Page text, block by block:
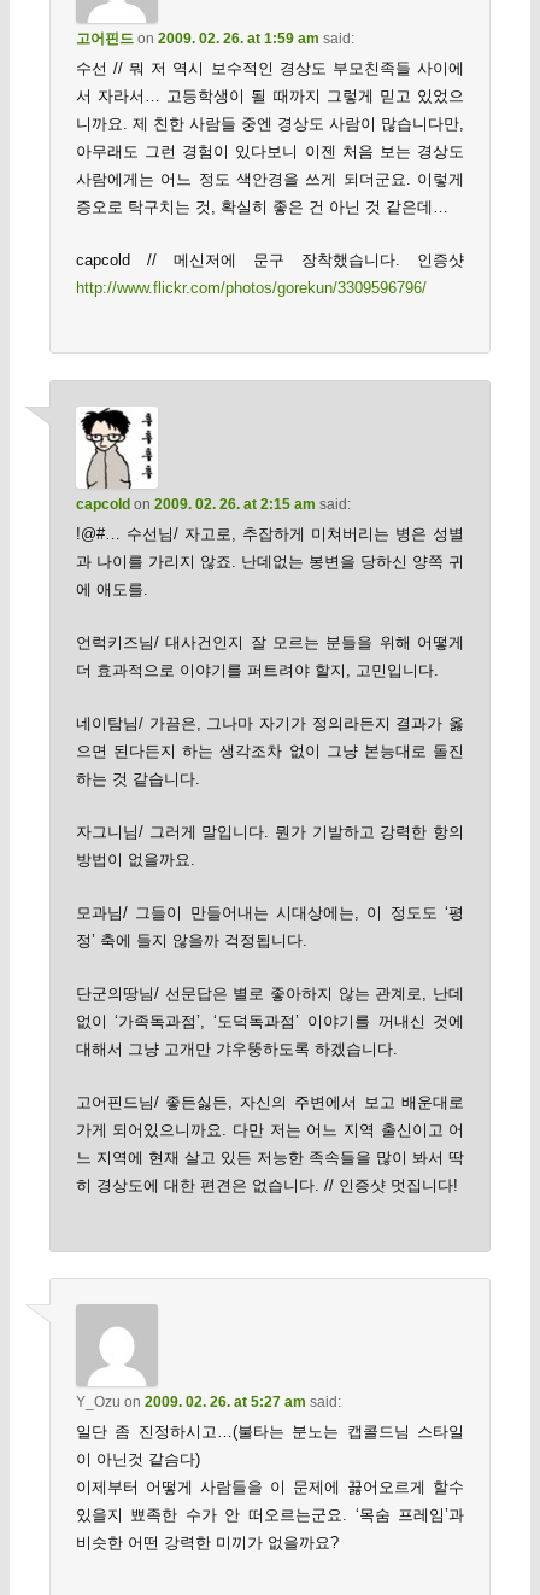
고어핀드on 2009. 02. 26. at 1:59 am said:
수선 // 뭐 저 역시 보수적인 경상도 부모친족들 사이에
서 자라서… 고등학생이 될 때까지 그렇게 믿고 있었으
니까요. 제 친한 사람들 중엔 경상도 사람이 많습니다만,
아무래도 그런 경험이 있다보니 이젠 처음 보는 경상도
사람에게는 어느 정도 색안경을 쓰게 되더군요. 이렇게
증오로 탁구치는 것, 확실히 좋은 건 아닌 것 같은데…
capcold // 메신저에 문구 장착했습니다. 인증샷
http://www.flickr.com/photos/gorekun/3309596796/
capcoldon 2009. 02. 26. at 2:15 am said:
!@#… 수선님/ 자고로, 추잡하게 미쳐버리는 병은 성별
과 나이를 가리지 않죠. 난데없는 봉변을 당하신 양쪽 귀
에 애도를.
언럭키즈님/ 대사건인지 잘 모르는 분들을 위해 어떻게
더 효과적으로 이야기를 퍼트려야 할지, 고민입니다.
네이탐님/ 가끔은, 그나마 자기가 정의라든지 결과가 옳
으면 된다든지 하는 생각조차 없이 그냥 본능대로 돌진
하는 것 같습니다.
자그니님/ 그러게 말입니다. 뭔가 기발하고 강력한 항의
방법이 없을까요.
모과님/ 그들이 만들어내는 시대상에는, 이 정도도 ‘평
정’ 축에 들지 않을까 걱정됩니다.
단군의땅님/ 선문답은 별로 좋아하지 않는 관계로, 난데
없이 ‘가족독과점’, ‘도덕독과점’ 이야기를 꺼내신 것에
대해서 그냥 고개만 갸우뚱하도록 하겠습니다.
고어핀드님/ 좋든싫든, 자신의 주변에서 보고 배운대로
가게 되어있으니까요. 다만 저는 어느 지역 출신이고 어
느 지역에 현재 살고 있든 저능한 족속들을 많이 봐서 딱
히 경상도에 대한 편견은 없습니다. // 인증샷 멋집니다!
Y_Ozu on 2009. 02. 26. at 5:27 am said:
일단 좀 진정하시고…(불타는 분노는 캡콜드님 스타일
이 아닌것 같슴다)
이제부터 어떻게 사람들을 이 문제에 끓어오르게 할수
있을지 뾰족한 수가 안 떠오르는군요. ‘목숨 프레임’과
비슷한 어떤 강력한 미끼가 없을까요?